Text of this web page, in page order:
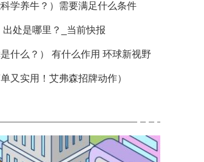
学养牛？）需要满足什么条件
处是哪里？_当前快报
什么？） 有什么作用 环球新视野
又实用！艾弗森招牌动作）